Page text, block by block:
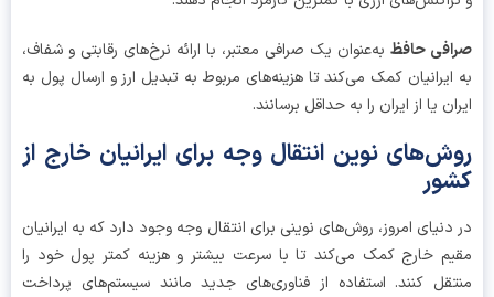
حافظ به‌عنوان یک صرافی معتبر، با ارائه نرخ‌های رقابتی و شفاف،
کمک می‌کند تا هزینه‌های مربوط به تبدیل ارز و ارسال پول به
یا از ایران را به حداقل برسانند.
نوین انتقال وجه برای ایرانیان خارج از
امروز، روش‌های نوینی برای انتقال وجه وجود دارد که به ایرانیان
خارج کمک می‌کند تا با سرعت بیشتر و هزینه کمتر پول خود را
کنند. استفاده از فناوری‌های جدید مانند سیستم‌های پرداخت